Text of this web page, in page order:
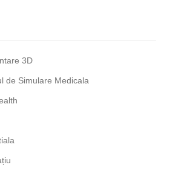
3D
de Simulare Medicala